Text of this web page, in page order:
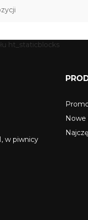
ht_staticblocks
w piwnicy